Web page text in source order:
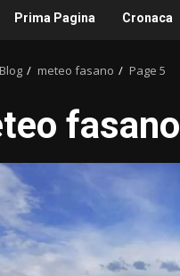
Prima Pagina Cronaca
Blog meteo fasano Page 5
fasano